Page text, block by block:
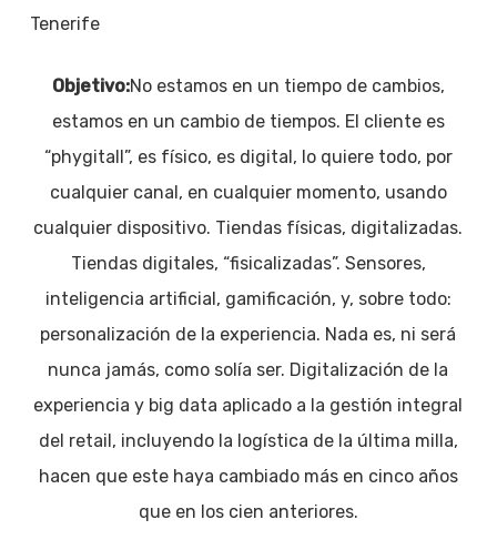
Tenerife
Objetivo:No estamos en un tiempo de cambios,
estamos en un cambio de tiempos. El cliente es
“phygitall”, es físico, es digital, lo quiere todo, por
cualquier canal, en cualquier momento, usando
cualquier dispositivo. Tiendas físicas, digitalizadas.
Tiendas digitales, “fisicalizadas”. Sensores,
inteligencia artificial, gamificación, y, sobre todo:
personalización de la experiencia. Nada es, ni será
nunca jamás, como solía ser. Digitalización de la
experiencia y big data aplicado a la gestión integral
del retail, incluyendo la logística de la última milla,
hacen que este haya cambiado más en cinco años
que en los cien anteriores.